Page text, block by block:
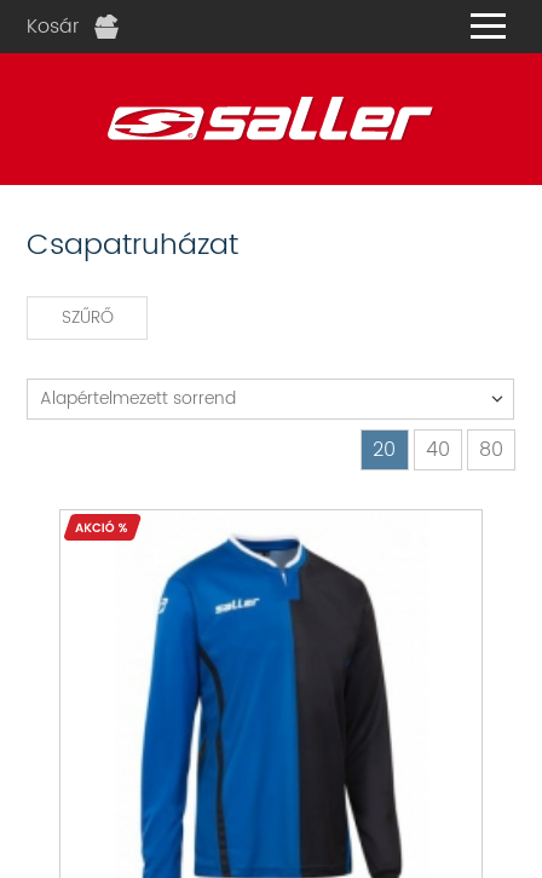
Kosár
Csapatruházat
SZŰRŐ
Alapértelmezett sorrend
20 40 80